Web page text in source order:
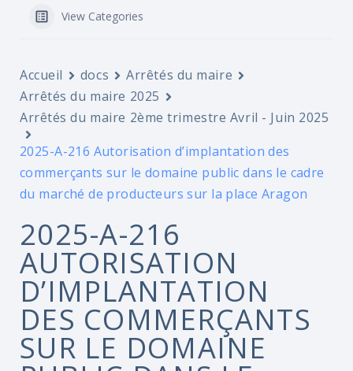
View Categories
Accueil docs
Arrêtés du maire
Arrêtés du maire 2025
Arrêtés du maire 2ème trimestre Avril - Juin 2025
2025-A-216 Autorisation d’implantation des
commerçants sur le domaine public dans le cadre
du marché de producteurs sur la place Aragon
2025-A-216
AUTORISATION
D’IMPLANTATION
DES COMMERÇANTS
SUR LE DOMAINE